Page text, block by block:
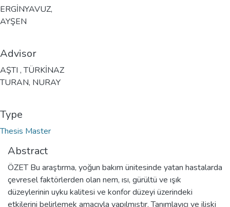
ERGİNYAVUZ,
AYŞEN
Advisor
AŞTI , TÜRKİNAZ
TURAN, NURAY
Type
Thesis Master
Abstract
ÖZET Bu araştırma, yoğun bakım ünitesinde yatan hastalarda
çevresel faktörlerden olan nem, ısı, gürültü ve ışık
düzeylerinin uyku kalitesi ve konfor düzeyi üzerindeki
etkilerini belirlemek amacıyla yapılmıştır. Tanımlayıcı ve ilişki